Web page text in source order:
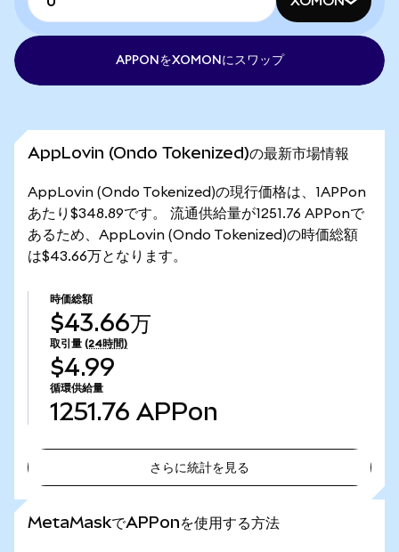
APPONをXOMONにスワップ
AppLovin (Ondo Tokenized)の最新市場情報
AppLovin (Ondo Tokenized)の現行価格は、1APPon
あたり$348.89です。 流通供給量が1251.76 APPonで
あるため、AppLovin (Ondo Tokenized)の時価総額
は$43.66万となります。
時価総額
$43.66万
取引量 (24時間)
$4.99
循環供給量
1251.76 APPon
さらに統計を見る
MetaMaskでAPPonを使用する方法